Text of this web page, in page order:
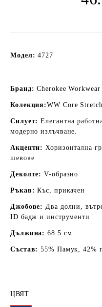
Модел:4727
Бранд:Cherokee Workwear
Колекция:WW Core Stretch
Силует:Елегантна
модерно излъчване.
Акценти:Хоризонтална
шевове
Деколте:V-образно
Ръкав:Къс, прикачен
Джобове:Два долни,
ID бадж и инструменти
Дължина:68.5 см
Състав:55% Памук, 42%
ЦВЯТ :